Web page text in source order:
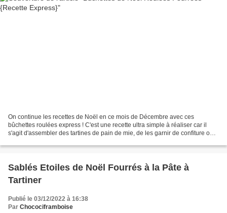
On continue les recettes de Noël en ce mois de Décembre avec ces
bûchettes roulées express ! C'est une recette ultra simple à réaliser car il
s'agit d'assembler des tartines de pain de mie, de les garnir de confiture ou
Sablés Etoiles de Noël Fourrés à la Pâte à
Tartiner
Publié le 03/12/2022 à 16:38
Par Chocociframboise